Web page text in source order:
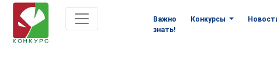
Важно
знать!
Конкурсы